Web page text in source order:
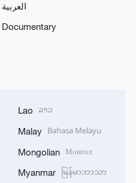
العربية
Documentary
Lao ລາວ
Malay Bahasa Melayu
Mongolian Монгол
Myanmar မြန်မာဘာသာ